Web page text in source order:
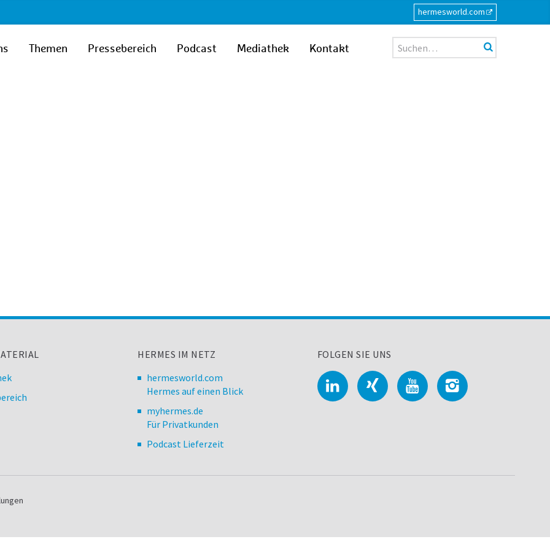
hermesworld.com
Themen Pressebereich Podcast Mediathek Kontakt
HERMES IM NETZ
hermesworld.com
Hermes auf einen Blick
myhermes.de
Für Privatkunden
Podcast Lieferzeit
FOLGEN SIE UNS